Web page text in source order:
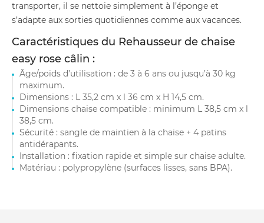
transporter, il se nettoie simplement à l’éponge et
s’adapte aux sorties quotidiennes comme aux vacances.
Caractéristiques du Rehausseur de chaise
easy rose câlin :
Âge/poids d’utilisation : de 3 à 6 ans ou jusqu’à 30 kg
maximum.
Dimensions : L 35,2 cm x l 36 cm x H 14,5 cm.
Dimensions chaise compatible : minimum L 38,5 cm x l
38,5 cm.
Sécurité : sangle de maintien à la chaise + 4 patins
antidérapants.
Installation : fixation rapide et simple sur chaise adulte.
Matériau : polypropylène (surfaces lisses, sans BPA).